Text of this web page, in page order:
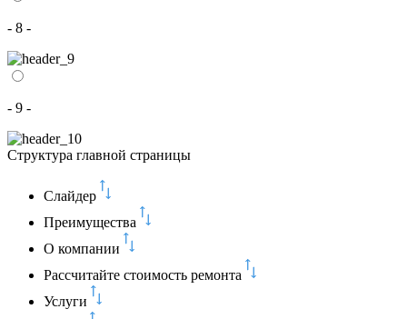
- 8 -
- 9 -
Структура главной страницы
Слайдер
Преимущества
О компании
Рассчитайте стоимость ремонта
Услуги